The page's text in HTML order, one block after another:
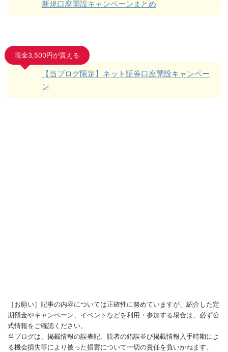
新規口座開設キャンペーンまとめ
現金3,500円が貰える
【当ブログ限定】ネット証券口座開設キャンペー
ン
［お願い］記事の内容については正確性に努めていますが、紹介した定
期預金やキャンペーン、イベントなどを利用・参加する場合は、必ず公
式情報をご確認ください。
当ブログは、掲載情報の誤表記、読者の錯誤並び掲載情報入手時期によ
る機会損失等により被った損害について一切の責任を負いかねます。